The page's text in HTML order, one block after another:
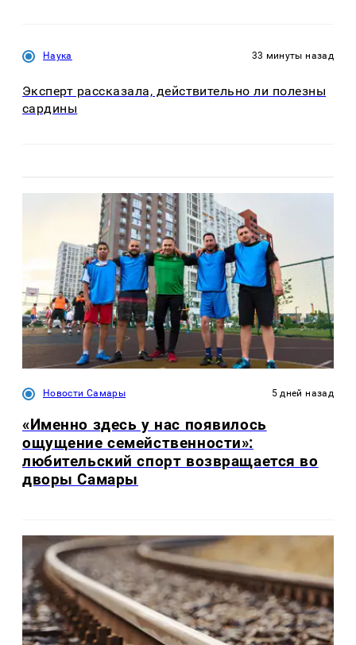
Наука 33 минуты назад
Эксперт рассказала, действительно ли полезны
сардины
Новости Самары 5 дней назад
«Именно здесь у нас появилось
ощущение семейственности»:
любительский спорт возвращается во
дворы Самары